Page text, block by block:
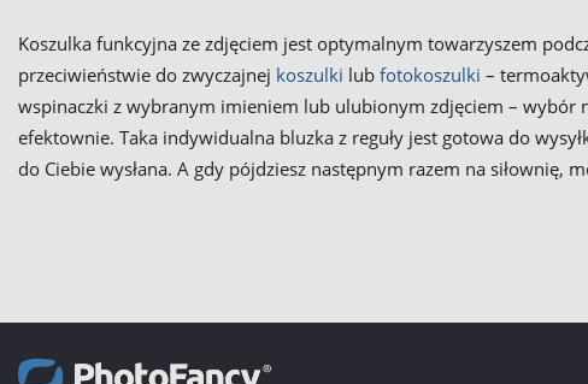
Koszulka funkcyjna ze zdjęciem jest optymalnym towarzyszem
przeciwieństwie do zwyczajnej koszulki lub fotokoszulki –
wspinaczki z wybranym imieniem lub ulubionym zdjęciem – wybór
efektownie. Taka indywidualna bluzka z reguły jest gotowa do
do Ciebie wysłana. A gdy pójdziesz następnym razem na